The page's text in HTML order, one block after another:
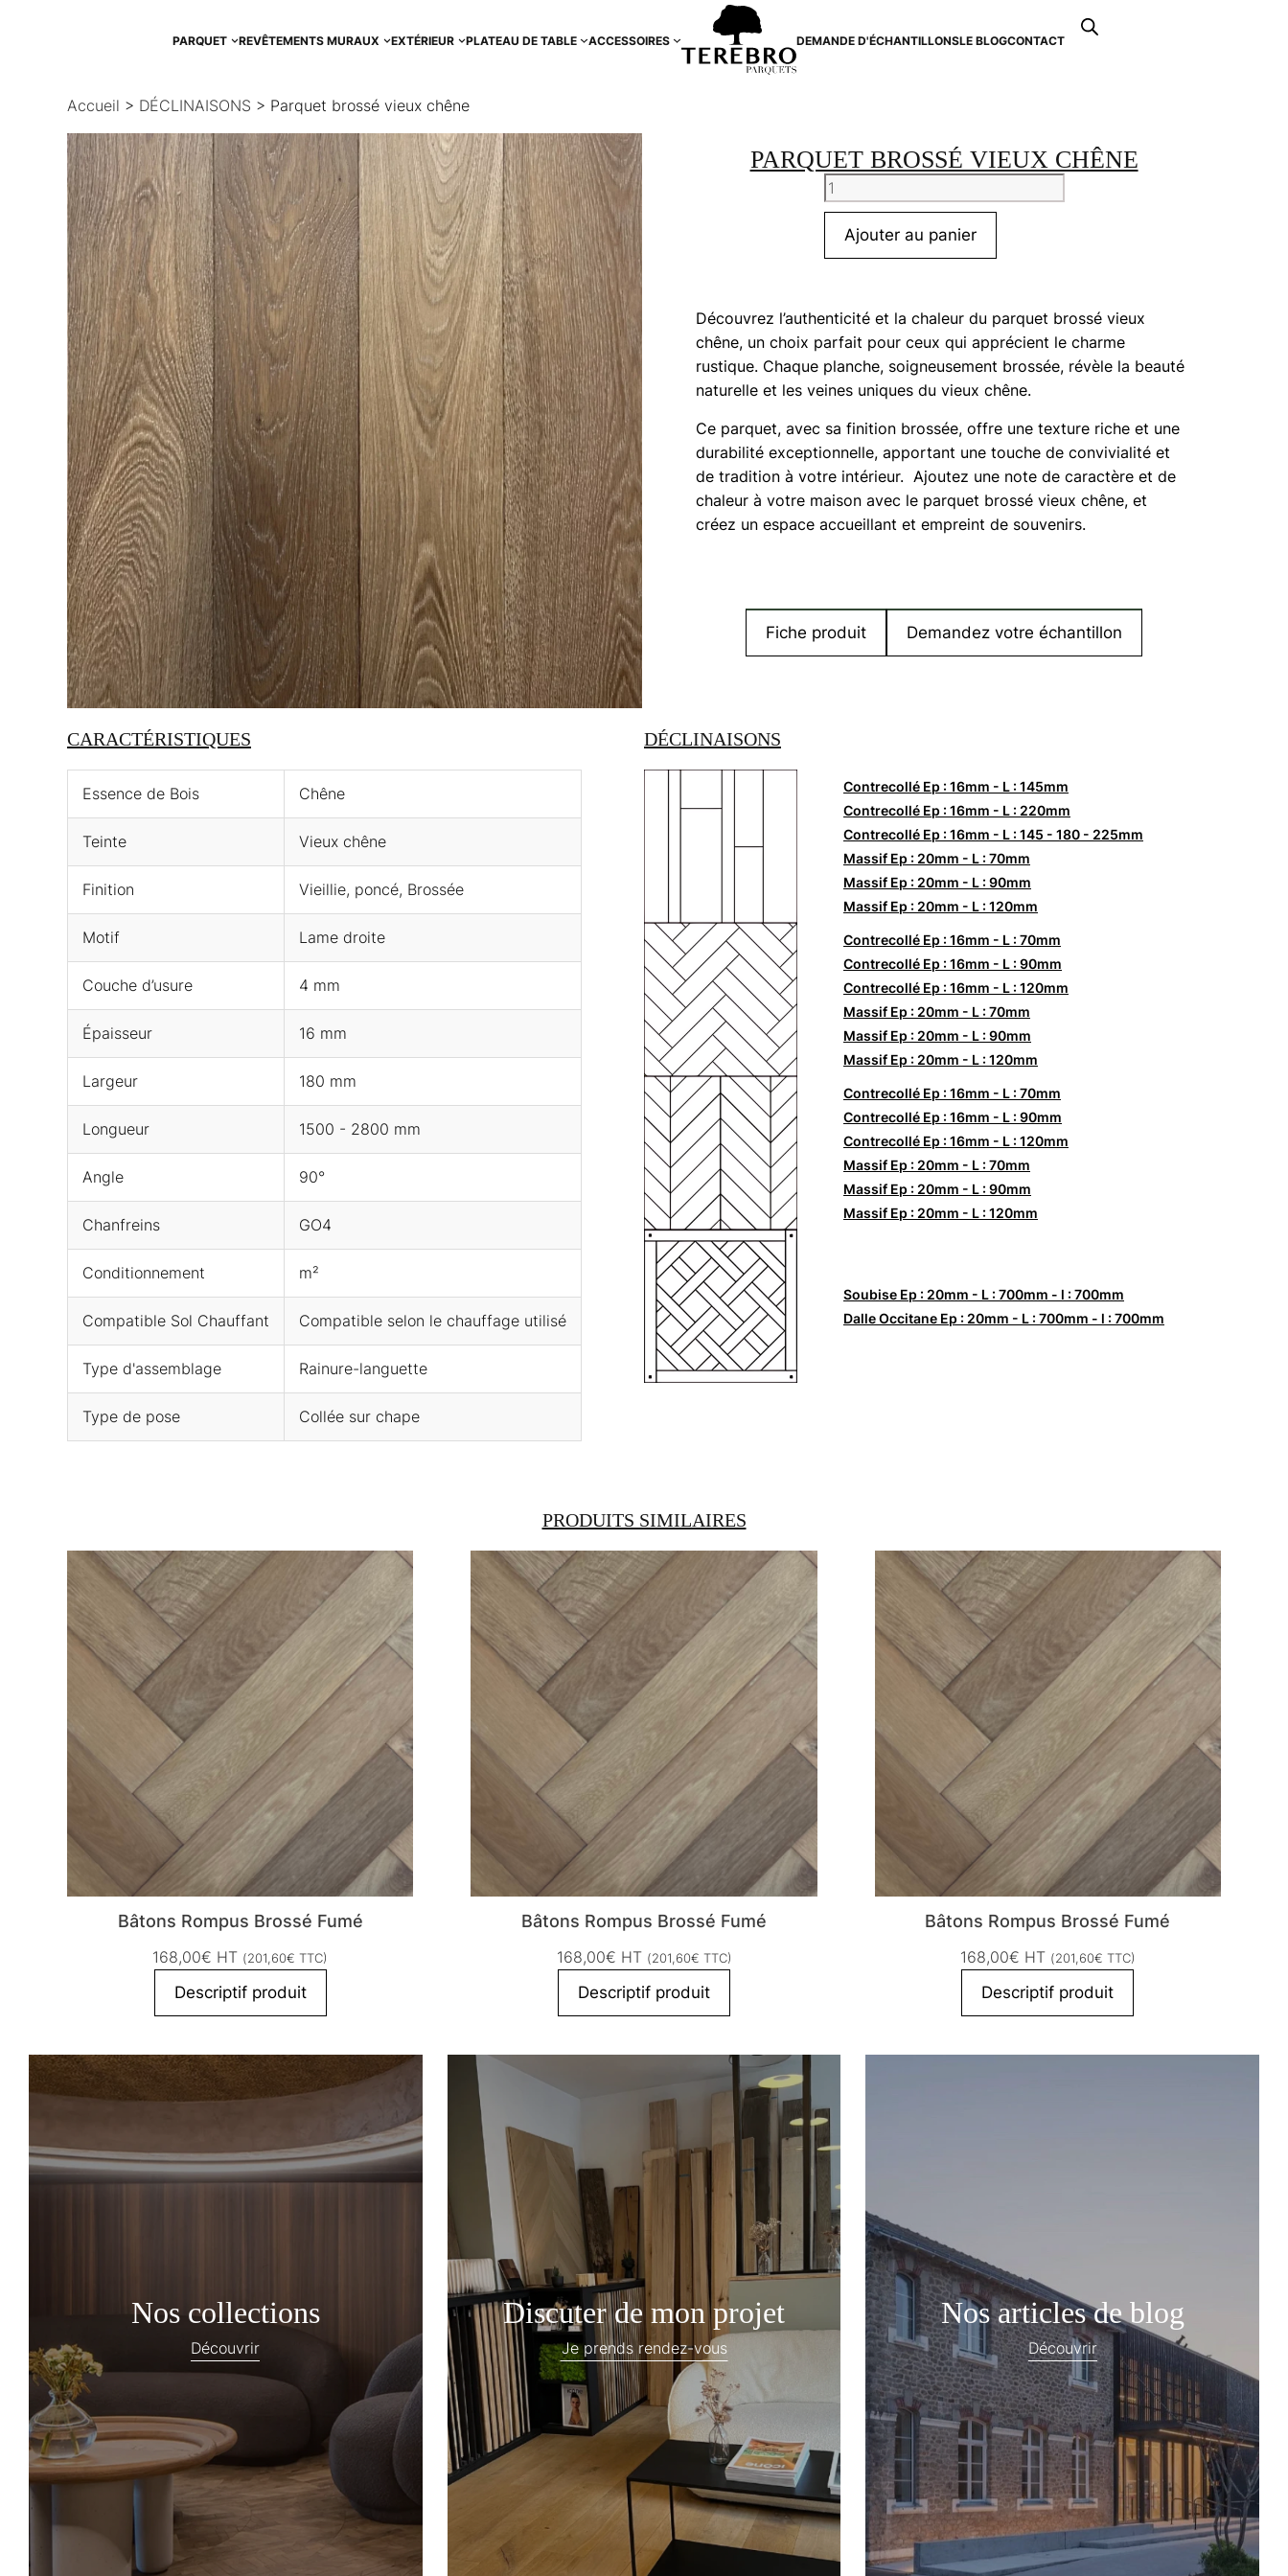
PARQUET REVÊTEMENTS MURAUX EXTÉRIEUR PLATEAU DE TABLE ACCESSOIRES DEMANDE D'ÉCHANTILLONSLE BLOGCONTACT
Recherche
de
Accueil > DÉCLINAISONS > Parquet brossé vieux chêne
PARQUET BROSSÉ VIEUX CHÊNE
quantité
de
Parquet
brossé
Ajouter au panier
Découvrez l’authenticité et la chaleur du parquet brossé vieux
chêne, un choix parfait pour ceux qui apprécient le charme
rustique. Chaque planche, soigneusement brossée, révèle la beauté
naturelle et les veines uniques du vieux chêne.
Ce parquet, avec sa finition brossée, offre une texture riche et une
durabilité exceptionnelle, apportant une touche de convivialité et
de tradition à votre intérieur. Ajoutez une note de caractère et de
chaleur à votre maison avec le parquet brossé vieux chêne, et
créez un espace accueillant et empreint de souvenirs.
Fiche produit Demandez votre échantillon
CARACTÉRISTIQUES
Essence de Bois Chêne
Teinte Vieux chêne
Finition Vieillie, poncé, Brossée
Motif Lame droite
Couche d’usure 4 mm
Épaisseur 16 mm
Largeur 180 mm
Longueur 1500 - 2800 mm
Angle 90°
Chanfreins GO4
Conditionnement m²
Compatible Sol Chauffant Compatible selon le chauffage utilisé
Type d'assemblage Rainure-languette
Type de pose Collée sur chape
DÉCLINAISONS
Contrecollé Ep : 16mm - L : 145mm
Contrecollé Ep : 16mm - L : 220mm
Contrecollé Ep : 16mm - L : 145 - 180 - 225mm
Massif Ep : 20mm - L : 70mm
Massif Ep : 20mm - L : 90mm
Massif Ep : 20mm - L : 120mm
Contrecollé Ep : 16mm - L : 70mm
Contrecollé Ep : 16mm - L : 90mm
Contrecollé Ep : 16mm - L : 120mm
Massif Ep : 20mm - L : 70mm
Massif Ep : 20mm - L : 90mm
Massif Ep : 20mm - L : 120mm
Contrecollé Ep : 16mm - L : 70mm
Contrecollé Ep : 16mm - L : 90mm
Contrecollé Ep : 16mm - L : 120mm
Massif Ep : 20mm - L : 70mm
Massif Ep : 20mm - L : 90mm
Massif Ep : 20mm - L : 120mm
Soubise Ep : 20mm - L : 700mm - l : 700mm
Dalle Occitane Ep : 20mm - L : 700mm - l : 700mm
PRODUITS SIMILAIRES
Bâtons Rompus Brossé Fumé
168,00€ HT (201,60€ TTC)
Descriptif produit
Bâtons Rompus Brossé Fumé
168,00€ HT (201,60€ TTC)
Descriptif produit
Bâtons Rompus Brossé Fumé
168,00€ HT (201,60€ TTC)
Descriptif produit
Nos collections
Découvrir
Discuter de mon projet
Je prends rendez-vous
Nos articles de blog
Découvrir